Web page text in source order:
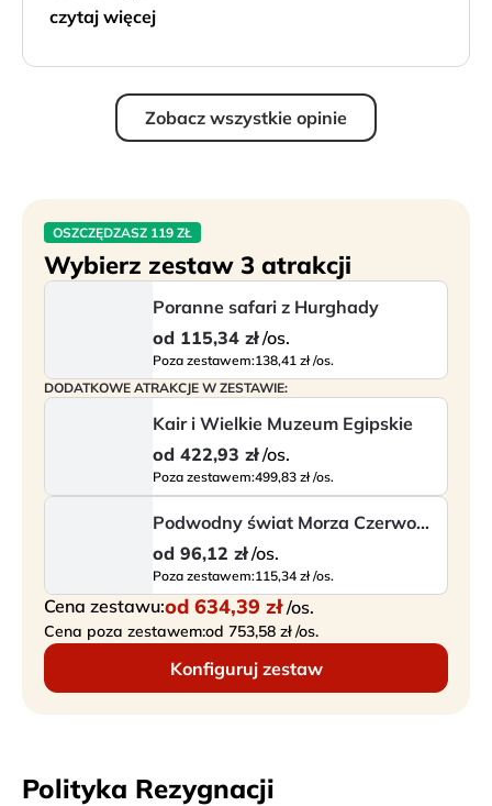
czytaj więcej
Zobacz wszystkie opinie
OSZCZĘDZASZ 119 ZŁ
Wybierz zestaw 3 atrakcji
Poranne safari z Hurghady
od 115,34 zł /os.
Poza zestawem:138,41 zł /os.
DODATKOWE ATRAKCJE W ZESTAWIE:
Kair i Wielkie Muzeum Egipskie
od 422,93 zł /os.
Poza zestawem:499,83 zł /os.
Podwodny świat Morza Czerwonego
od 96,12 zł /os.
Poza zestawem:115,34 zł /os.
Cena zestawu:od 634,39 zł /os.
Cena poza zestawem:od 753,58 zł /os.
Konfiguruj zestaw
Polityka Rezygnacji